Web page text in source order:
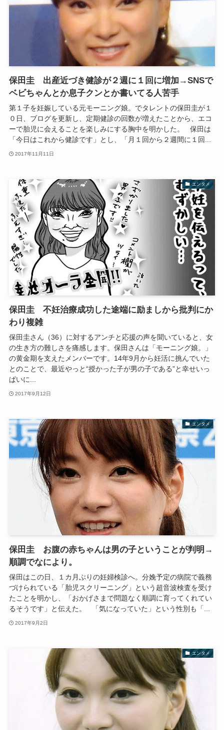
保田圭 出産近づき健診が２週に１回に増加→SNSで
ベビちゃんとか息子クンとか書いてる人苦手
第１子を妊娠している元モーニング娘。でタレントの保田圭が１
０日、ブログを更新し、定期健診の回数が増えたことから、エコ
ーで胎児に会えることを楽しみにする胸中を明かした。 保田は
「今日はこれから健診です」とし、「月１回から２週間に１回...
2017年11月11日
エンタメ
保田圭 不妊治療成功した途端に励ましから批判にか
わり複雑
保田圭さん（36）に対するアンチと応援の声を聞いていると、女
の生き方の難しさを痛感します。保田さんは「モーニング娘。」
の黄金期を支えたメンバーです。14年9月から妊活に挑んでいた
とのことで、最近やっと“授かった子が男の子である”と幸せいっ
ぱいに...
2017年9月12日
エンタメ
保田圭 お腹の赤ちゃんは男の子ということが判明→
順調でなにより。
保田はこの日、１カ月ぶりの妊婦検診へ。分娩予定の病院で義務
づけられている「胎児スクリーニング」という超音波検査を受け
たことを明かし、「おかげさまで問題なく順調に育ってくれてい
るそうです」と伝えた。 「気になっていた」という性別も「...
2017年9月2日
エンタメ